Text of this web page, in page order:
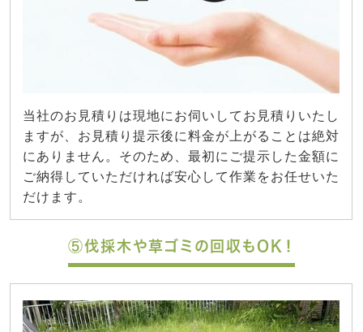
当社のお見積りは現地にお伺いしてお見積りいたし
ますが、お見積り提示後に料金が上がることは絶対
にありません。そのため、最初にご提示した金額に
ご納得していただければ安心して作業をお任せいた
だけます。
⑤伐採木や草ゴミの回収もOK！